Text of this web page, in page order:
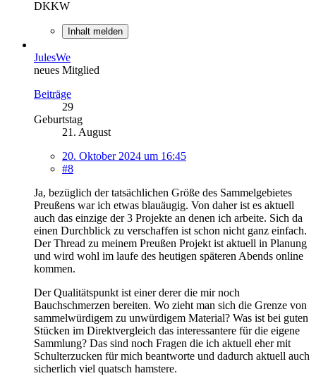
DKKW
Inhalt melden
JulesWe
neues Mitglied
Beiträge
29
Geburtstag
21. August
20. Oktober 2024 um 16:45
#8
Ja, bezüglich der tatsächlichen Größe des Sammelgebietes
Preußens war ich etwas blauäugig. Von daher ist es aktuell
auch das einzige der 3 Projekte an denen ich arbeite. Sich da
einen Durchblick zu verschaffen ist schon nicht ganz einfach.
Der Thread zu meinem Preußen Projekt ist aktuell in Planung
und wird wohl im laufe des heutigen späteren Abends online
kommen.
Der Qualitätspunkt ist einer derer die mir noch
Bauchschmerzen bereiten. Wo zieht man sich die Grenze von
sammelwürdigem zu unwürdigem Material? Was ist bei guten
Stücken im Direktvergleich das interessantere für die eigene
Sammlung? Das sind noch Fragen die ich aktuell eher mit
Schulterzucken für mich beantworte und dadurch aktuell auch
sicherlich viel quatsch hamstere.